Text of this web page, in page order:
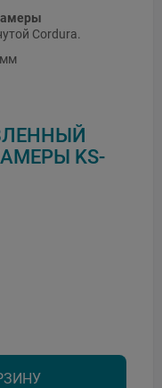
Cordura.
мм
KS-